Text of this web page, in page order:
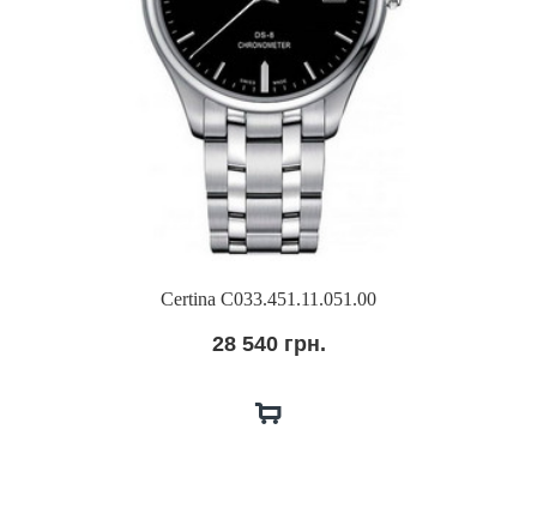
Certina C033.451.11.051.00
28 540 грн.